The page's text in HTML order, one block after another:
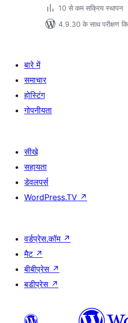
10 से कम सक्रिय स्थापन
4.9.30 के साथ परीक्षण
बारे में
समाचार
होस्टिंग
गोपनीयता
सीखे
सहायता
डेवलपर्स
WordPress.TV ↗
वर्डप्रेस.कॉम ↗
मैट ↗
बीबीप्रेस ↗
बडीप्रेस ↗